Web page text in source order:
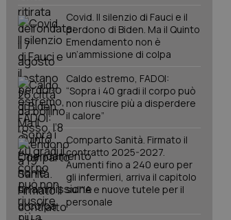
Covid. Il silenzio di Fauci e il
perdono di Biden. Ma il Quinto
Emendamento non è
un’ammissione di colpa
Caldo estremo, FADOI:
“Sopra i 40 gradi il corpo può
non riuscire più a disperdere
il calore”
Comparto Sanità. Firmato il
contratto 2025-2027.
Aumenti fino a 240 euro per
gli infermieri, arriva il capitolo
sull'IA e nuove tutele per il
personale